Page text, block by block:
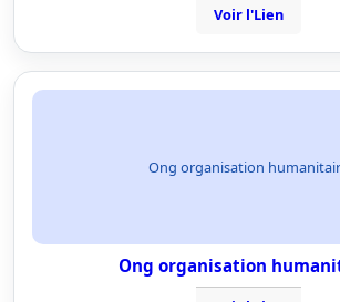
Voir l'Lien
Ong organisation
Ong organisation